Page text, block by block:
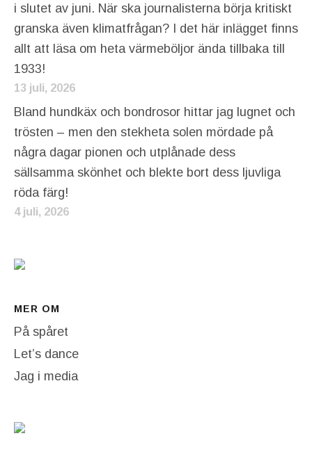
i slutet av juni. När ska journalisterna börja kritiskt
granska även klimatfrågan? I det här inlägget finns
allt att läsa om heta värmeböljor ända tillbaka till
1933!
13 juli, 2026
Bland hundkäx och bondrosor hittar jag lugnet och
trösten – men den stekheta solen mördade på
några dagar pionen och utplånade dess
sällsamma skönhet och blekte bort dess ljuvliga
röda färg!
4 juli, 2026
MER OM
På spåret
Let’s dance
Jag i media